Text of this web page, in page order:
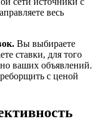
весь
Вы выбираете
ставки, для того
ваших объявлений.
с ценой